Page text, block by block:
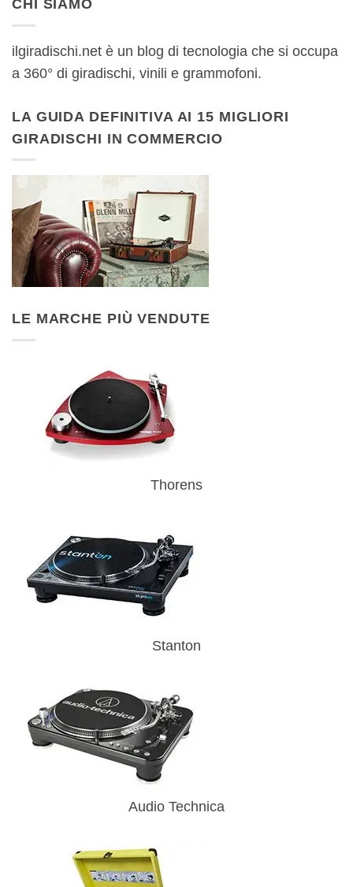
CHI SIAMO
ilgiradischi.net è un blog di tecnologia che si occupa
a 360° di giradischi, vinili e grammofoni.
LA GUIDA DEFINITIVA AI 15 MIGLIORI
GIRADISCHI IN COMMERCIO
LE MARCHE PIÙ VENDUTE
Thorens
Stanton
Audio Technica